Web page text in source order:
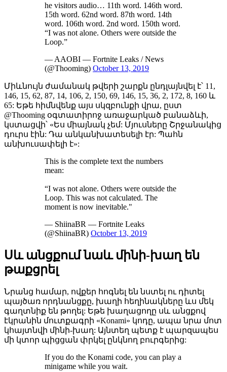
he visitors audio… 11th word. 146th word.
15th word. 62nd word. 87th word. 14th
word. 106th word. 2nd word. 150th word.
“I was not alone. Others were outside the
Loop.”
— AAOBI — Fortnite Leaks / News
(@Thooming) October 13, 2019
Միևնույն ժամանակ թվերի շարքն ընդլայնվել է՝ 11,
146, 15, 62, 87, 14, 106, 2, 150, 69, 146, 15, 36, 2, 172, 8, 160 և
65: Եթե հիմնվենք այս սկզբունքի վրա, ըստ
@Thooming օգտատիրոջ առաջարկած բանաձևի,
կստացվի՝ «Ես միայնակ չեմ: Մյուսները Շրջանակից
դուրս էին: Դա անկանխատեսելի էր: Պահն
անխուսափելի է»:
This is the complete text the numbers
mean:
“I was not alone. Others were outside the
Loop. This was not calculated. The
moment is now inevitable."
— ShiinaBR — Fortnite Leaks
(@ShiinaBR) October 13, 2019
Սև անցքում նաև մինի-խաղ են
թաքցրել
Նրանց համար, ովքեր հոգնել են նստել ու դիտել
պայծառ որդնանցքը, խաղի հեղինակները ևս մեկ
գաղտնիք են թողել: Եթե խաղացողը սև անցքով
էկրանին մուտքագրի «Konami» կոդը, ապա նրա մոտ
կհայտնվի մինի-խաղ: Այնտեղ պետք է պարզապես
մի կտոր պիցցան փրկել ընկնող բուրգերից:
If you do the Konami code, you can play a
minigame while you wait.